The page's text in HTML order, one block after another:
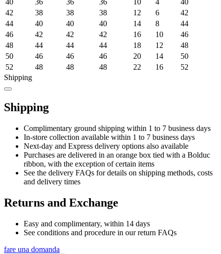
40 36 36 36 10 4
40
42
38 38 38 12 6
42
44
40 40 40 14 8
44
46
42 42 42 16 10
46
48
44 44 44 18 12
48
50
46 46 46 20 14
50
52
48 48 48 22 16
52
Shipping
Shipping
Complimentary ground shipping within 1 to 7 business days
In-store collection available within 1 to 7 business days
Next-day and Express delivery options also available
Purchases are delivered in an orange box tied with a Bolduc
ribbon, with the exception of certain items
See the delivery FAQs for details on shipping methods, costs
and delivery times
Returns and Exchange
Easy and complimentary, within 14 days
See conditions and procedure in our return FAQs
fare una domanda